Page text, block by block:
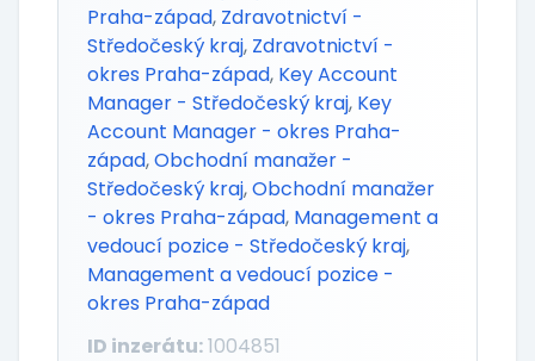
Praha-západ, Zdravotnictví -
Středočeský kraj, Zdravotnictví -
okres Praha-západ, Key Account
Manager - Středočeský kraj, Key
Account Manager - okres Praha-
západ,Obchodní manažer -
Středočeský kraj,Obchodní manažer
- okres Praha-západ, Management a
vedoucí pozice - Středočeský kraj,
Management a vedoucí pozice -
okres Praha-západ
ID inzerátu:1004851